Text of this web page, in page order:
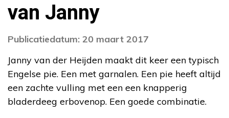
van Janny
Publicatiedatum: 20 maart 2017
Janny van der Heijden maakt dit keer een typisch
Engelse pie. Een met garnalen. Een pie heeft altijd
een zachte vulling met een een knapperig
bladerdeeg erbovenop. Een goede combinatie.